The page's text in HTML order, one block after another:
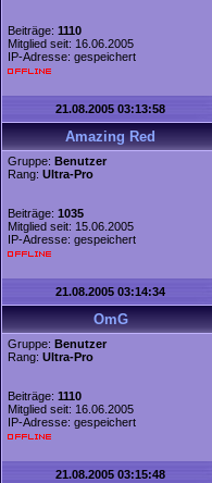
Beiträge: 1110
Mitglied seit: 16.06.2005
IP-Adresse: gespeichert
21.08.2005 03:13:58
Amazing Red
Gruppe: Benutzer
Rang: Ultra-Pro
Beiträge: 1035
Mitglied seit: 15.06.2005
IP-Adresse: gespeichert
21.08.2005 03:14:34
OmG
Gruppe: Benutzer
Rang: Ultra-Pro
Beiträge: 1110
Mitglied seit: 16.06.2005
IP-Adresse: gespeichert
21.08.2005 03:15:48